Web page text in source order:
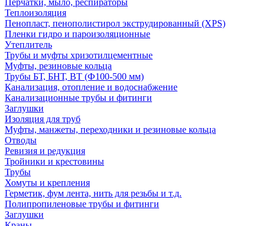
Перчатки, мыло, респираторы
Теплоизоляция
Пенопласт, пенополистирол экструдированный (XPS)
Пленки гидро и пароизоляционные
Утеплитель
Трубы и муфты хризотилцементные
Муфты, резиновые кольца
Трубы БТ, БНТ, ВТ (Ф100-500 мм)
Канализация, отопление и водоснабжение
Канализационные трубы и фитинги
Заглушки
Изоляция для труб
Муфты, манжеты, переходники и резиновые кольца
Отводы
Ревизия и редукция
Тройники и крестовины
Трубы
Хомуты и крепления
Герметик, фум лента, нить для резьбы и т.д.
Полипропиленовые трубы и фитинги
Заглушки